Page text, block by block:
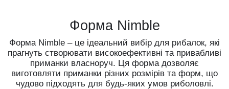
Форма Nimble
Форма Nimble – це ідеальний вибір для рибалок, які
прагнуть створювати високоефективні та привабливі
приманки власноруч. Ця форма дозволяє
виготовляти приманки різних розмірів та форм, що
чудово підходять для будь-яких умов риболовлі.